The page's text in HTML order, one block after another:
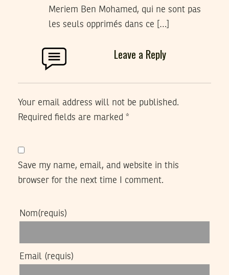
Meriem Ben Mohamed, qui ne sont pas
les seuls opprimés dans ce […]
Leave a Reply
Your email address will not be published.
Required fields are marked *
Save my name, email, and website in this
browser for the next time I comment.
Nom(requis)
Email (requis)